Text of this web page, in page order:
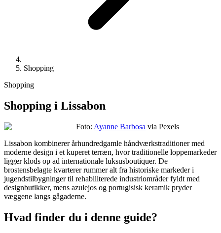
Shopping
Shopping
Shopping i Lissabon
Foto: Ayanne Barbosa via Pexels
Lissabon kombinerer århundredgamle håndværkstraditioner med
moderne design i et kuperet terræn, hvor traditionelle loppemarkeder
ligger klods op ad internationale luksusboutiquer. De
brostensbelagte kvarterer rummer alt fra historiske markeder i
jugendstilbygninger til rehabiliterede industriområder fyldt med
designbutikker, mens azulejos og portugisisk keramik pryder
væggene langs gågaderne.
Hvad finder du i denne guide?